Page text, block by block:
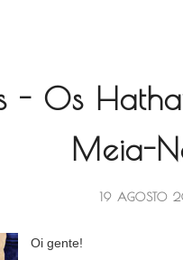
- Os
Meia-
19 AGOSTO
Oi gente!